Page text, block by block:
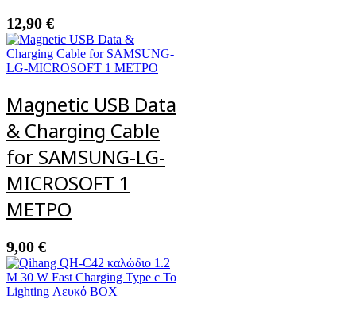
12,90 €
Magnetic USB Data
& Charging Cable
for SAMSUNG-LG-
MICROSOFT 1
ΜΕΤΡΟ
9,00 €